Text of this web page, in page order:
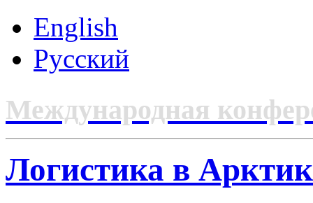
English
Русский
Международная
Логистика в